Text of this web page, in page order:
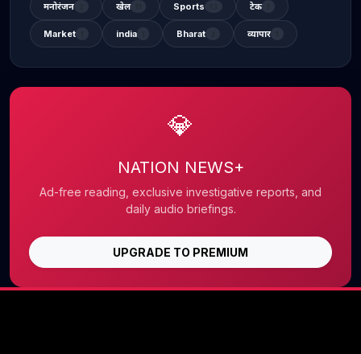
मनोरंजन खेल Sports टेक
Market india Bharat व्यापार
💎
NATION NEWS+
Ad-free reading, exclusive investigative reports, and
daily audio briefings.
UPGRADE TO PREMIUM